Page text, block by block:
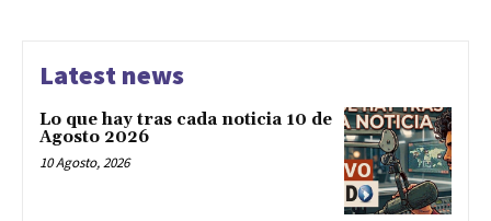
Latest news
Lo que hay tras cada noticia 10 de
Agosto 2026
10 Agosto, 2026